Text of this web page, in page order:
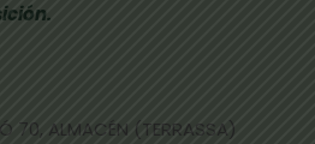
70, ALMACÉN (TERRASSA)